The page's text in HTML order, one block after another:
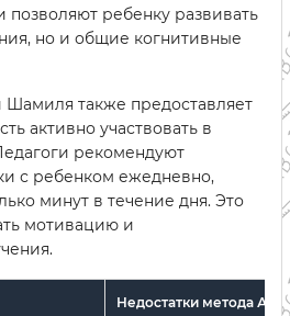
позволяют ребенку развивать
но и общие когнитивные
также предоставляет
активно участвовать в
рекомендуют
с ребенком ежедневно,
минут в течение дня. Это
мотивацию и
Недостатки метода